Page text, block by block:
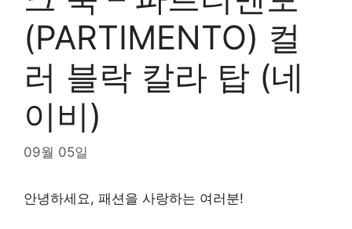
(PARTIMENTO) 컬
러 블락 칼라 탑 (네
이비)
09월 05일
안녕하세요, 패션을 사랑하는 여러분!